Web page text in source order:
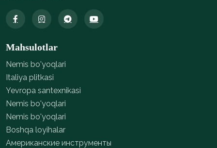
Mahsulotlar
Nemis bo'yoqlari
Italiya plitkasi
Yevropa santexnikasi
Nemis bo'yoqlari
Nemis bo'yoqlari
Boshqa loyihalar
Американские инструменты